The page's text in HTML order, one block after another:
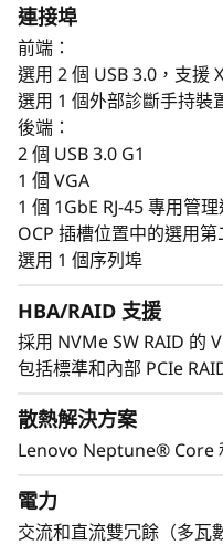
Controller 則支援遠
測分析透過監控固態
協助
SR650a V4 專為高
提供 GPU 密度和效
失效分析等功能可減
板和聯合目錄增強安
連接埠
前端：
選用 2 個 USB 3.0，支
選用 1 個外部診斷手持裝
後端：
2 個 USB 3.0 G1
1 個 VGA
1 個 1GbE RJ-45 專用管
OCP 插槽位置中的選用
選用 1 個序列埠
HBA/RAID 支援
採用 NVMe SW RAID 的
包括標準和內部 PCIe
散熱解決方案
Lenovo Neptune® Core
電力
交流和直流雙冗餘（多瓦